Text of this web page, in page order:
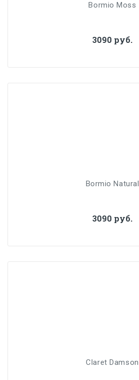
Bormio Moss
3090 руб.
Bormio Natural
3090 руб.
Claret Damson